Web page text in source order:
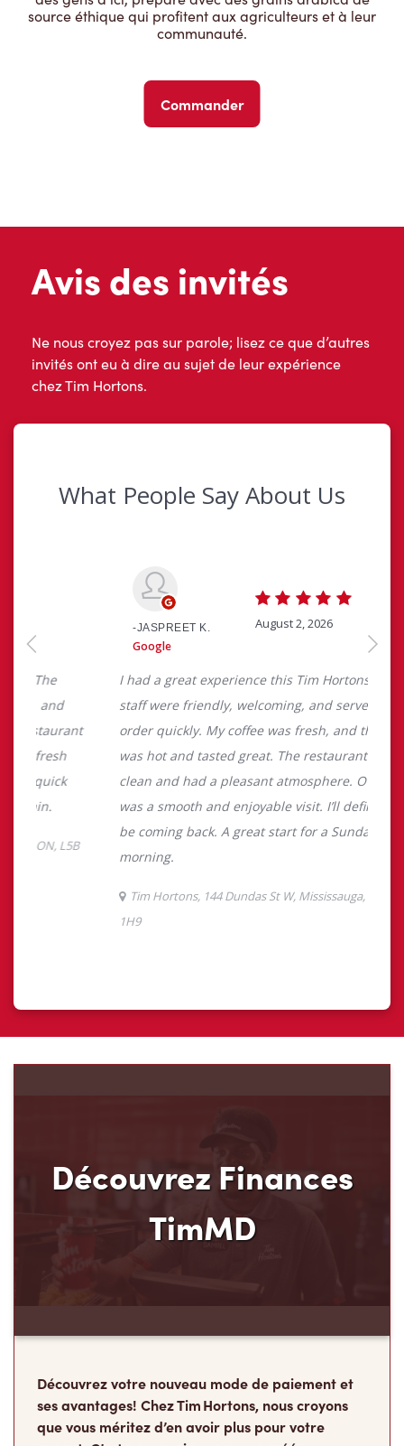
source éthique qui profitent aux agriculteurs et à leur
communauté.
Commander
Avis des invités
Ne nous croyez pas sur parole; lisez ce que d’autres
invités ont eu à dire au sujet de leur expérience
chez Tim Hortons.
Découvrez Finances
TimMD
Découvrez votre nouveau mode de paiement et
ses avantages! Chez Tim Hortons, nous croyons
que vous méritez d’en avoir plus pour votre